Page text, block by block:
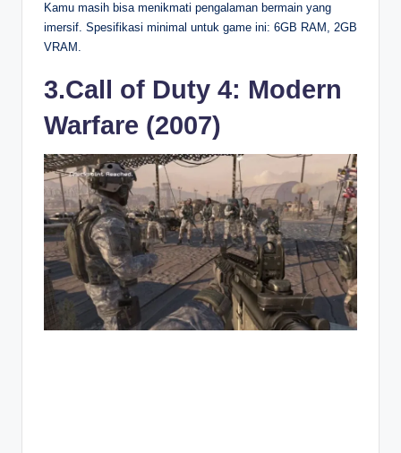
Kamu masih bisa menikmati pengalaman bermain yang
imersif. Spesifikasi minimal untuk game ini: 6GB RAM, 2GB
VRAM.
3.Call of Duty 4: Modern
Warfare (2007)